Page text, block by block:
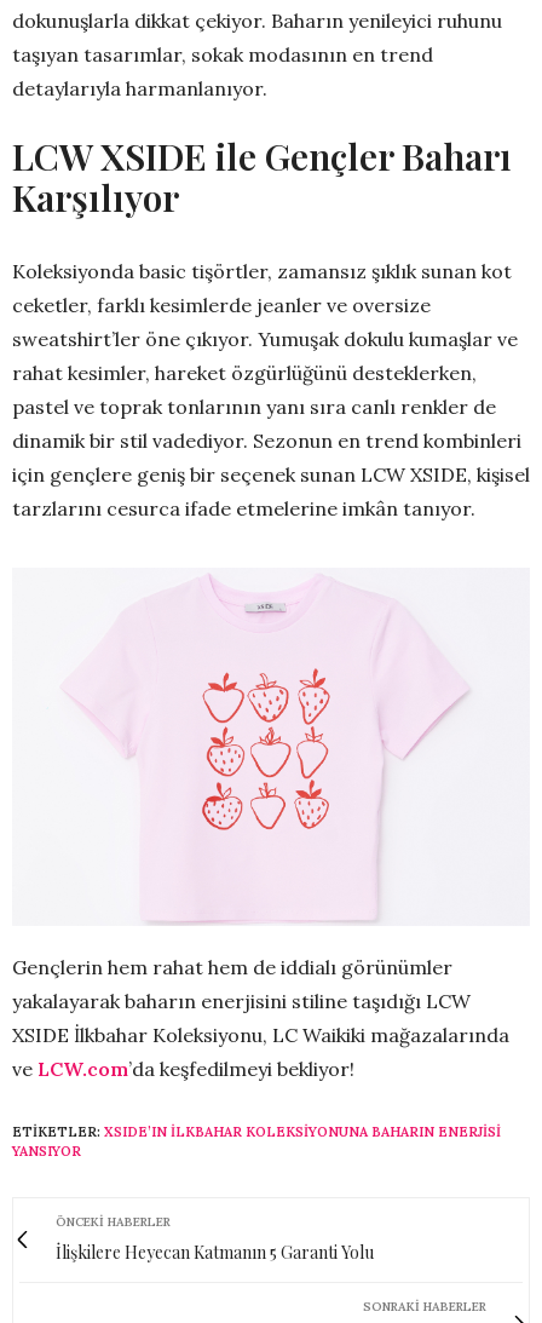
dokunuşlarla dikkat çekiyor. Baharın yenileyici ruhunu
taşıyan tasarımlar, sokak modasının en trend
detaylarıyla harmanlanıyor.
LCW XSIDE ile Gençler Baharı
Karşılıyor
Koleksiyonda basic tişörtler, zamansız şıklık sunan kot
ceketler, farklı kesimlerde jeanler ve oversize
sweatshirt’ler öne çıkıyor. Yumuşak dokulu kumaşlar ve
rahat kesimler, hareket özgürlüğünü desteklerken,
pastel ve toprak tonlarının yanı sıra canlı renkler de
dinamik bir stil vadediyor. Sezonun en trend kombinleri
için gençlere geniş bir seçenek sunan LCW XSIDE, kişisel
tarzlarını cesurca ifade etmelerine imkân tanıyor.
Gençlerin hem rahat hem de iddialı görünümler
yakalayarak baharın enerjisini stiline taşıdığı LCW
XSIDE İlkbahar Koleksiyonu, LC Waikiki mağazalarında
ve LCW.com’da keşfedilmeyi bekliyor!
ETIKETLER: XSIDE’IN İLKBAHAR KOLEKSIYONUNA BAHARIN ENERJISI
YANSIYOR
ÖNCEKI HABERLER
İlişkilere Heyecan Katmanın 5 Garanti Yolu
SONRAKI HABERLER